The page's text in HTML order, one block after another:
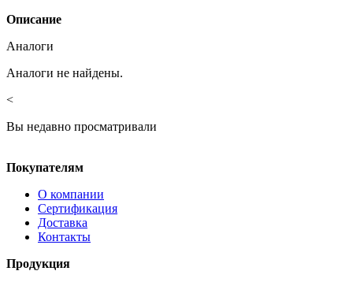
Описание
Аналоги
Аналоги не найдены.
<
Вы недавно просматривали
Покупателям
О компании
Сертификация
Доставка
Контакты
Продукция